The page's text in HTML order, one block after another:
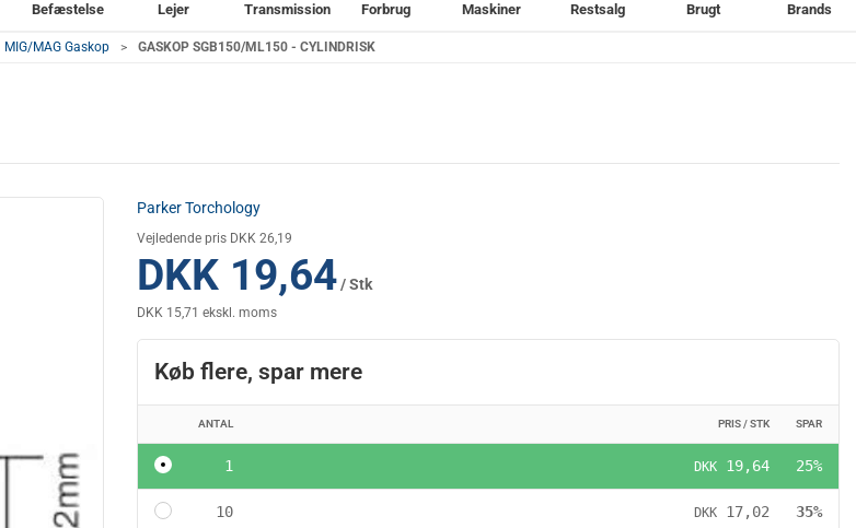
Befæstelse Lejer Transmission Forbrug Maskiner Restsalg Brugt Brands
MIG/MAG Gaskop GASKOP SGB150/ML150 - CYLINDRISK
Parker Torchology
Vejledende pris DKK 26,19
DKK 19,64/ Stk
DKK 15,71 ekskl. moms
Køb flere, spar mere
ANTAL PRIS / STK SPAR
1 DKK 19,64 25%
10 DKK 17,02 35%